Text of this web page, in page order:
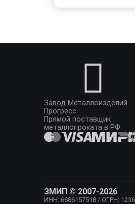
Завод Металлоизделий
Прогресс
Прямой поставщик
металлопроката в РФ
ЗМИП © 2007-2026
ИНН: 6686157518 / ОГРН: